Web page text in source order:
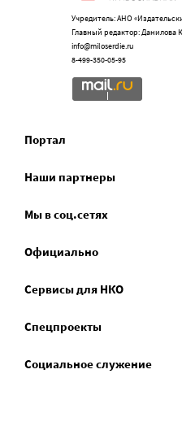
Учредитель: АНО
Главный редактор: Данилова
info@miloserdie.ru
8-499-350-05-95
Портал
Наши партнеры
Мы в соц.сетях
Официально
Сервисы для НКО
Спецпроекты
Социальное служение